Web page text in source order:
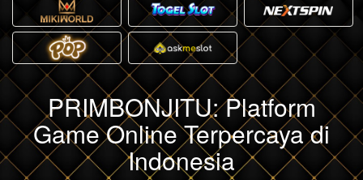
PRIMBONJITU: Platform
Game Online Terpercaya di
Indonesia